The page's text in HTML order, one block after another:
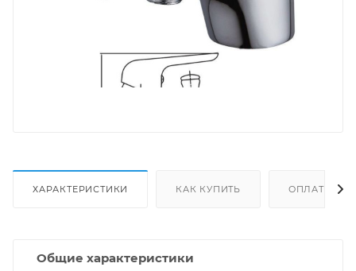
ХАРАКТЕРИСТИКИ КАК КУПИТЬ ОПЛАТА
Общие характеристики